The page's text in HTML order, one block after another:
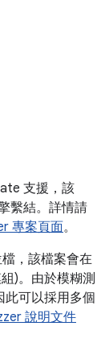
支援，該
繫結。詳情請
專案頁面。
，該檔案會在
)。由於模糊測
此可以採用多個
說明文件